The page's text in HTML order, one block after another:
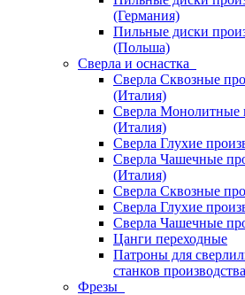
(Германия)
Пильные диски
(Польша)
Сверла и оснастка
Сверла Сквозные
(Италия)
Сверла Монолитные
(Италия)
Сверла Глухие
Сверла Чашечные
(Италия)
Сверла Сквозные
Сверла Глухие
Сверла Чашечные
Цанги переходные
Патроны для
станков
Фрезы